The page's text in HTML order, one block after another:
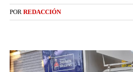
POR REDACCIÓN